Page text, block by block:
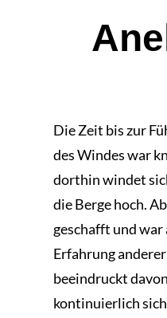
Die Zeit bis zur
des Windes war
dorthin windet
die Berge hoch.
geschafft und war
Erfahrung
beeindruckt
kontinuierlich